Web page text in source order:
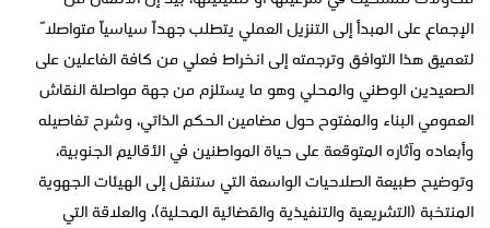
الإجماع على المبدأ إلى التنزيل العملي يتطلب جهداً سياسياً متواصلاً
لتعميق هذا التوافق وترجمته إلى انخراط فعلي من كافة الفاعلين على
الصعيدين الوطني والمحلي وهو ما يستلزم من جهة مواصلة النقاش
العمومي البناء والمفتوح حول مضامين الحكم الذاتي، وشرح تفاصيله
وأبعاده وآثاره المتوقعة على حياة المواطنين في الأقاليم الجنوبية،
وتوضيح طبيعة الصلاحيات الواسعة التي ستنقل إلى الهيئات الجهوية
المنتخبة (التشريعية والتنفيذية والقضائية المحلية)، والعلاقة التي